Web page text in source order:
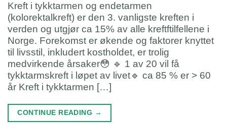
Kreft i tykktarmen og endetarmen
(kolorektalkreft) er den 3. vanligste kreften i
verden og utgjør ca 15% av alle kreftftilfellene i
Norge. Forekomst er økende og faktorer knyttet
til livsstil, inkludert kostholdet, er trolig
medvirkende årsaker😳 🔹 1 av 20 vil få
tykktarmskreft i løpet av livet🔹 ca 85 % er > 60
år Kreft i tykktarmen […]
CONTINUE READING →